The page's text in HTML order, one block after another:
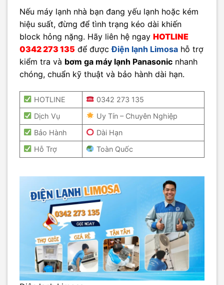
Nếu máy lạnh nhà bạn đang yếu lạnh hoặc kém
hiệu suất, đừng để tình trạng kéo dài khiến
block hỏng nặng. Hãy liên hệ ngay HOTLINE
0342 273 135 để đượcĐiện lạnh Limosa hỗ trợ
kiểm tra và bơm ga máy lạnh Panasonic nhanh
chóng, chuẩn kỹ thuật và bảo hành dài hạn.
HOTLINE
0342 273 135
Dịch Vụ
Uy Tín – Chuyên Nghiệp
Bảo Hành
Dài Hạn
Hỗ Trợ
Toàn Quốc